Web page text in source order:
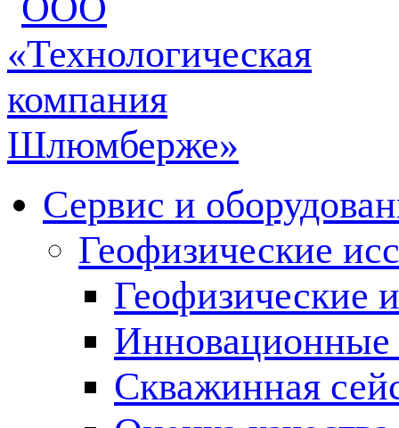
Сервис и
Геофизические
Геофизические
Инновационные
Скважинная